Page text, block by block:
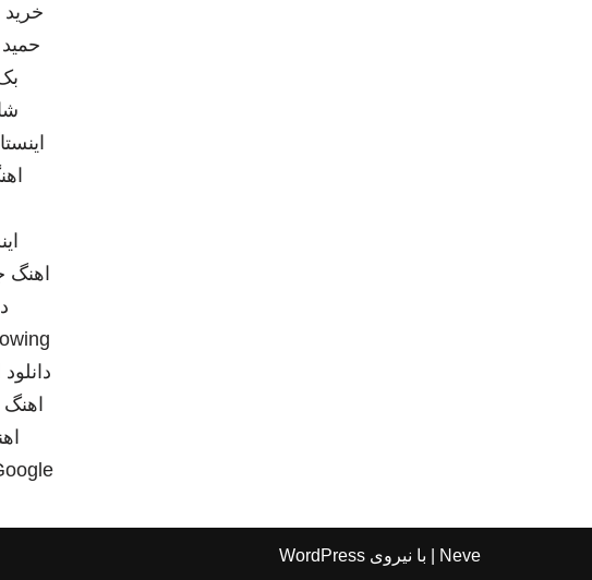
خرید
حمید
اهنگ
Neve | با نیروی WordPress